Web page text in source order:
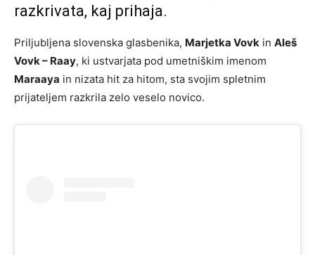
razkrivata, kaj prihaja.
Priljubljena slovenska glasbenika, Marjetka Vovk in Aleš
Vovk – Raay, ki ustvarjata pod umetniškim imenom
Maraaya in nizata hit za hitom, sta svojim spletnim
prijateljem razkrila zelo veselo novico.